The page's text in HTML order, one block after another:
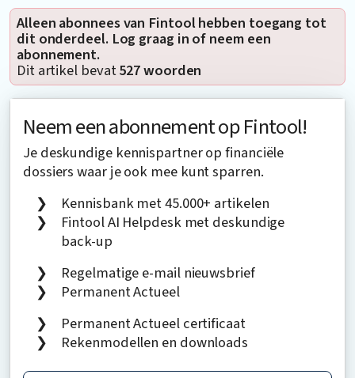
Alleen abonnees van Fintool hebben toegang tot
dit onderdeel. Log graag in of neem een
abonnement.
Dit artikel bevat527 woorden
Neem een abonnement op Fintool!
Je deskundige kennispartner op financiële
dossiers waar je ook mee kunt sparren.
Kennisbank met 45.000+ artikelen
Fintool AI Helpdesk met deskundige
back-up
Regelmatige e-mail nieuwsbrief
Permanent Actueel
Permanent Actueel certificaat
Rekenmodellen en downloads